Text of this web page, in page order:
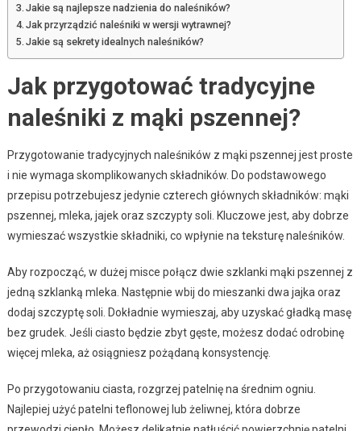
Jakie są najlepsze nadzienia do naleśników?
Jak przyrządzić naleśniki w wersji wytrawnej?
Jakie są sekrety idealnych naleśników?
Jak przygotować tradycyjne
naleśniki z mąki pszennej?
Przygotowanie tradycyjnych naleśników z mąki pszennej jest proste
i nie wymaga skomplikowanych składników. Do podstawowego
przepisu potrzebujesz jedynie czterech głównych składników: mąki
pszennej, mleka, jajek oraz szczypty soli. Kluczowe jest, aby dobrze
wymieszać wszystkie składniki, co wpłynie na teksturę naleśników.
Aby rozpocząć, w dużej misce połącz dwie szklanki mąki pszennej z
jedną szklanką mleka. Następnie wbij do mieszanki dwa jajka oraz
dodaj szczyptę soli. Dokładnie wymieszaj, aby uzyskać gładką masę
bez grudek. Jeśli ciasto będzie zbyt gęste, możesz dodać odrobinę
więcej mleka, aż osiągniesz pożądaną konsystencję.
Po przygotowaniu ciasta, rozgrzej patelnię na średnim ogniu.
Najlepiej użyć patelni teflonowej lub żeliwnej, która dobrze